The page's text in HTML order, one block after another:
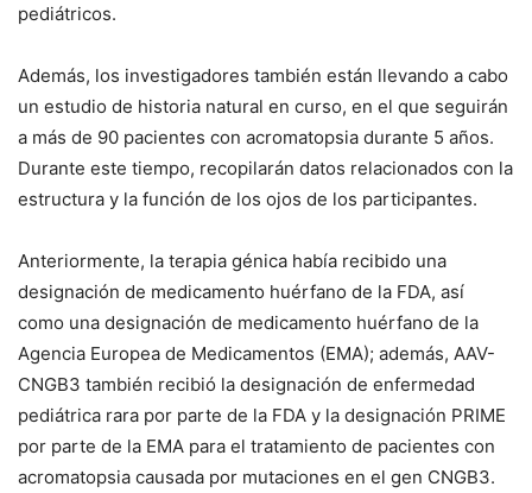
pediátricos.
Además, los investigadores también están llevando a cabo
un estudio de historia natural en curso, en el que seguirán
a más de 90 pacientes con acromatopsia durante 5 años.
Durante este tiempo, recopilarán datos relacionados con la
estructura y la función de los ojos de los participantes.
Anteriormente, la terapia génica había recibido una
designación de medicamento huérfano de la FDA, así
como una designación de medicamento huérfano de la
Agencia Europea de Medicamentos (EMA); además, AAV-
CNGB3 también recibió la designación de enfermedad
pediátrica rara por parte de la FDA y la designación PRIME
por parte de la EMA para el tratamiento de pacientes con
acromatopsia causada por mutaciones en el gen CNGB3.